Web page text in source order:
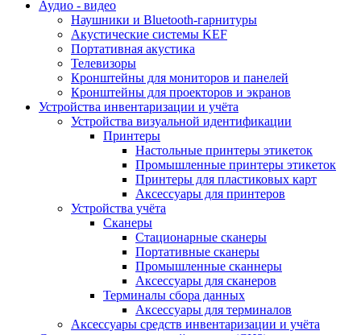
Аудио - видео
Наушники и Bluetooth-гарнитуры
Акустические системы KEF
Портативная акустика
Телевизоры
Кронштейны для мониторов и панелей
Кронштейны для проекторов и экранов
Устройства инвентаризации и учёта
Устройства визуальной идентификации
Принтеры
Настольные принтеры этикеток
Промышленные принтеры этикеток
Принтеры для пластиковых карт
Аксессуары для принтеров
Устройства учёта
Сканеры
Стационарные сканеры
Портативные сканеры
Промышленные сканнеры
Аксессуары для сканеров
Терминалы сбора данных
Аксессуары для терминалов
Аксессуары средств инвентаризации и учёта